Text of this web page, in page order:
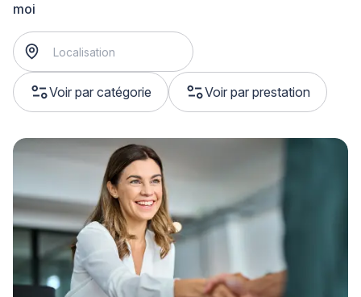
moi
Voir par catégorie Voir par prestation